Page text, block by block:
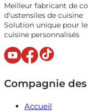
Meilleur fabricant de
d'ustensiles de cuisine
Solution unique pour
cuisine personnalisés
Compagnie
Accueil